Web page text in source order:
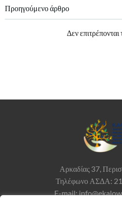
Πλοήγηση
Προηγούμενο άρθρο
Δεν επιτρέπονται
Αρκαδίας 37,
Τηλέφωνο ΑΣΔΑ:
E-mail: